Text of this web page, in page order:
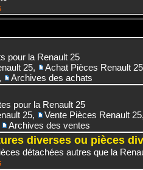
pour la Renault 25
25,
Achat Pièces Renault 25
, Archives des achats
pour la Renault 25
25, Vente Pièces Renault 25
Archives des ventes
diverses ou pièces
détachées autres que la